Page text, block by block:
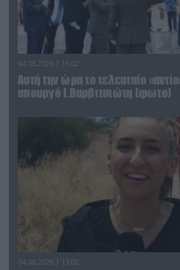
04.08.2026 | 15:02
Αυτή την ώρα το τελευταίο
υπουργό Ι.Βαρβιτσιώτη (φωτο)
04.08.2026 | 13:02